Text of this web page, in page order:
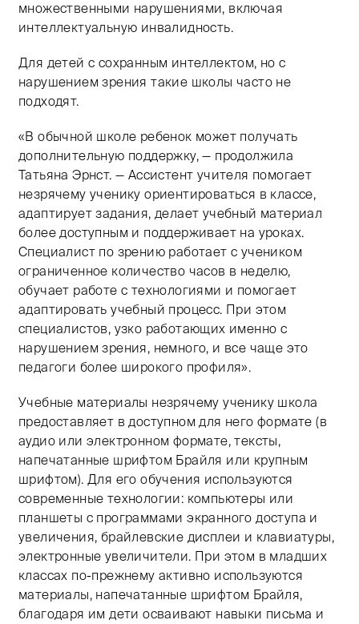
множественными нарушениями, включая
интеллектуальную инвалидность.
Для детей с сохранным интеллектом, но с
нарушением зрения такие школы часто не
подходят.
«В обычной школе ребенок может получать
дополнительную поддержку, — продолжила
Татьяна Эрнст. — Ассистент учителя помогает
незрячему ученику ориентироваться в классе,
адаптирует задания, делает учебный материал
более доступным и поддерживает на уроках.
Специалист по зрению работает с учеником
ограниченное количество часов в неделю,
обучает работе с технологиями и помогает
адаптировать учебный процесс. При этом
специалистов, узко работающих именно с
нарушением зрения, немного, и все чаще это
педагоги более широкого профиля».
Учебные материалы незрячему ученику школа
предоставляет в доступном для него формате (в
аудио или электронном формате, тексты,
напечатанные шрифтом Брайля или крупным
шрифтом). Для его обучения используются
современные технологии: компьютеры или
планшеты с программами экранного доступа и
увеличения, брайлевские дисплеи и клавиатуры,
электронные увеличители. При этом в младших
классах по-прежнему активно используются
материалы, напечатанные шрифтом Брайля,
благодаря им дети осваивают навыки письма и